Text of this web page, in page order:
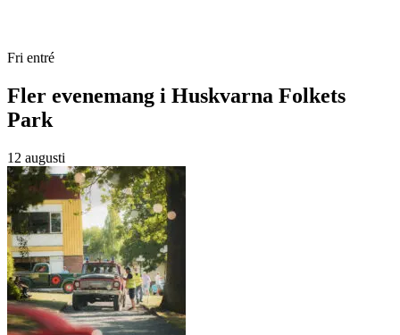
Fri entré
Fler evenemang i Huskvarna Folkets
Park
12 augusti